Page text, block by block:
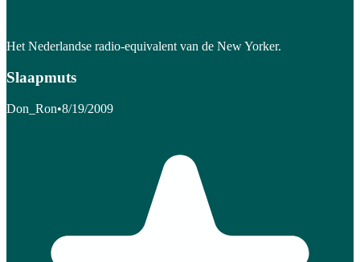
Het Nederlandse radio-equivalent van de New Yorker.
Slaapmuts
Don_Ron•8/19/2009